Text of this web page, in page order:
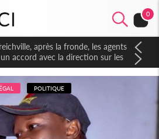
0
après la fronde, les agents
accord avec la direction sur les
POLITIQUE